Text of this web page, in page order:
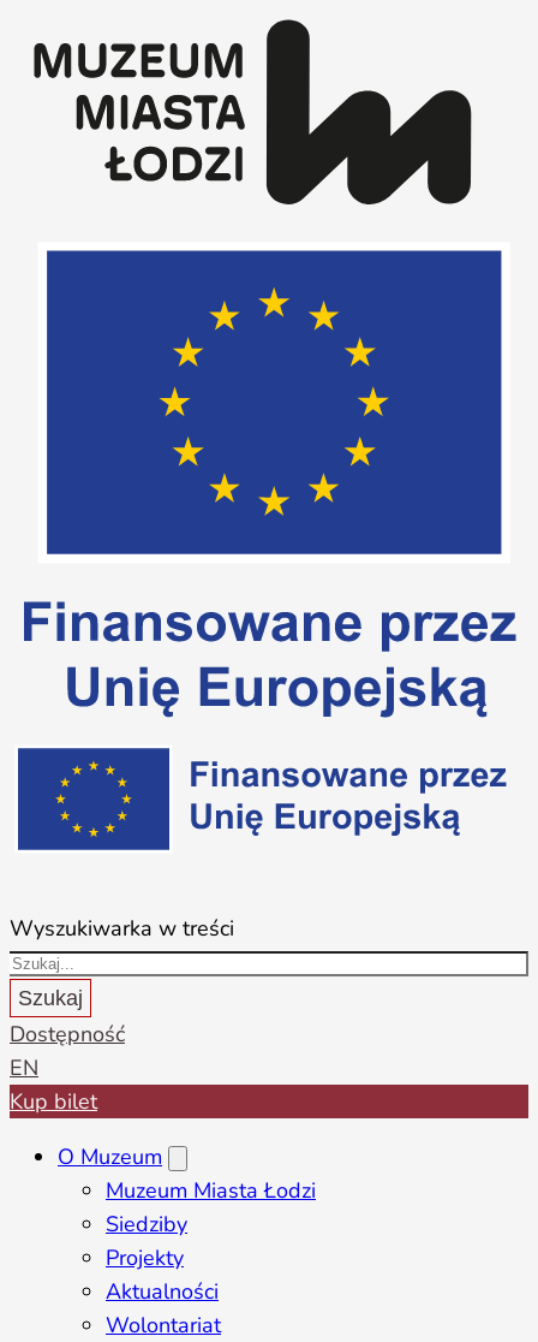
Wyszukiwarka w treści
Szukaj
Dostępność
EN
Kup bilet
O Muzeum
Muzeum Miasta Łodzi
Siedziby
Projekty
Aktualności
Wolontariat